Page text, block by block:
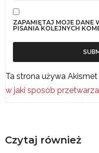
ZAPAMIĘTAJ MOJE DANE
PISANIA KOLEJNYCH
Ta strona używa
w jaki sposób
Czytaj również